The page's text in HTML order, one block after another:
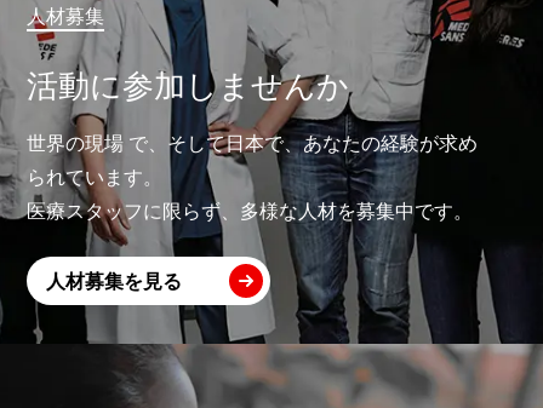
人材募集
活動に参加しませんか
世界の現場 で、そして日本で、あなたの経験が求め
られています。
医療スタッフに限らず、多様な人材を募集中です。
人材募集を見る